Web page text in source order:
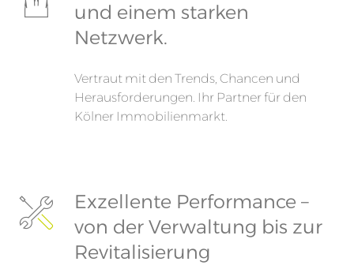
und einem starken
Netzwerk.
Vertraut mit den Trends, Chancen und
Herausforderungen. Ihr Partner für den
Kölner Immobilienmarkt.
Exzellente Performance –
von der Verwaltung bis zur
Revitalisierung